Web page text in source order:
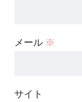
メール ※
サイト